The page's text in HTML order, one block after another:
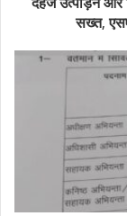
सख्त,